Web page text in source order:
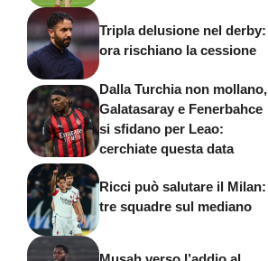
Tripla delusione nel derby:
ora rischiano la cessione
Dalla Turchia non mollano,
Galatasaray e Fenerbahce
si sfidano per Leao:
cerchiate questa data
Ricci può salutare il Milan:
tre squadre sul mediano